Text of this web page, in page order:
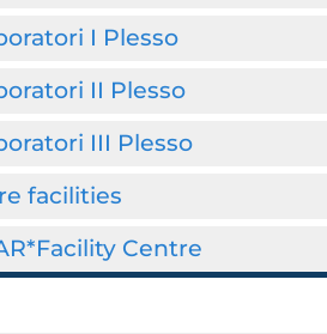
I Plesso
II Plesso
III Plesso
facilities
Centre